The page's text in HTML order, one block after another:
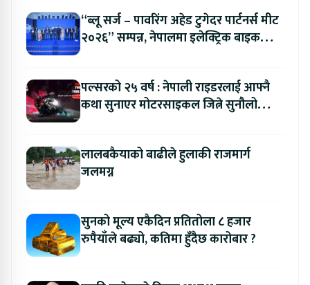
“ब्लू सर्ज – पावरिंग अहेड टुगेदर पार्टनर्स मीट
२०२६” सम्पन्न, नेपालमा इलेक्ट्रिक बाइक
पल्सरको २५ वर्ष : नेपाली राइडरलाई आफ्नै
कथा सुनाएर मोटरसाइकल जित्ने सुनौलो
लालबकैयाको बाढीले हुलाकी राजमार्ग
जलमग्न
सुनको मूल्य एकैदिन प्रतितोला ८ हजार
रुपैयाँले बढ्यो, कतिमा हुँदैछ कारोबार ?